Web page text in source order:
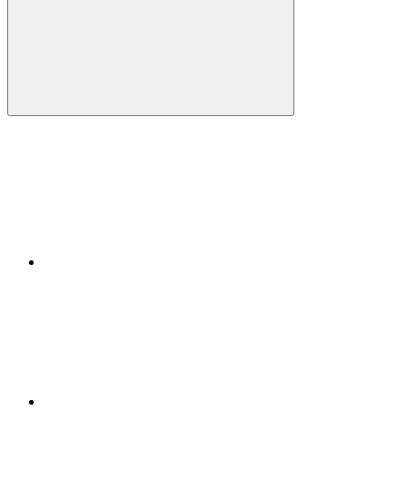
Compartilhar